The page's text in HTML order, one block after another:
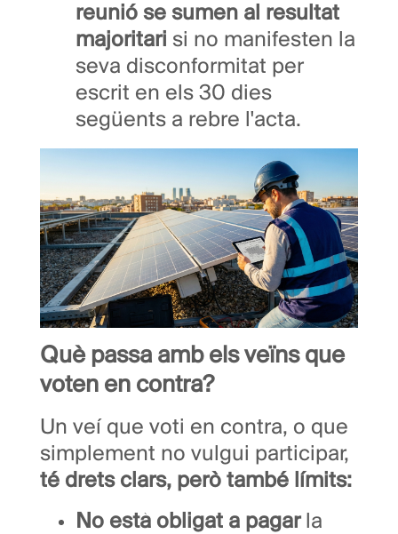
reunió se sumen al resultat
majoritari si no manifesten la
seva disconformitat per
escrit en els 30 dies
següents a rebre l'acta.
Què passa amb els veïns que
voten en contra?
Un veí que voti en contra, o que
simplement no vulgui participar,
té drets clars, però també límits:
No està obligat a pagarla